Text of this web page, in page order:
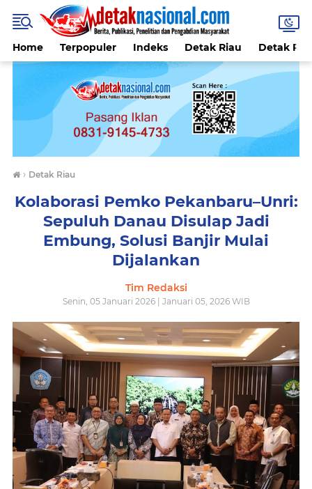
Home Terpopuler Indeks Detak Riau Detak
› Detak Riau
Kolaborasi Pemko Pekanbaru–Unri:
Sepuluh Danau Disulap Jadi
Embung, Solusi Banjir Mulai
Dijalankan
Tim Redaksi
Senin, 05 Januari 2026 | Januari 05, 2026 WIB